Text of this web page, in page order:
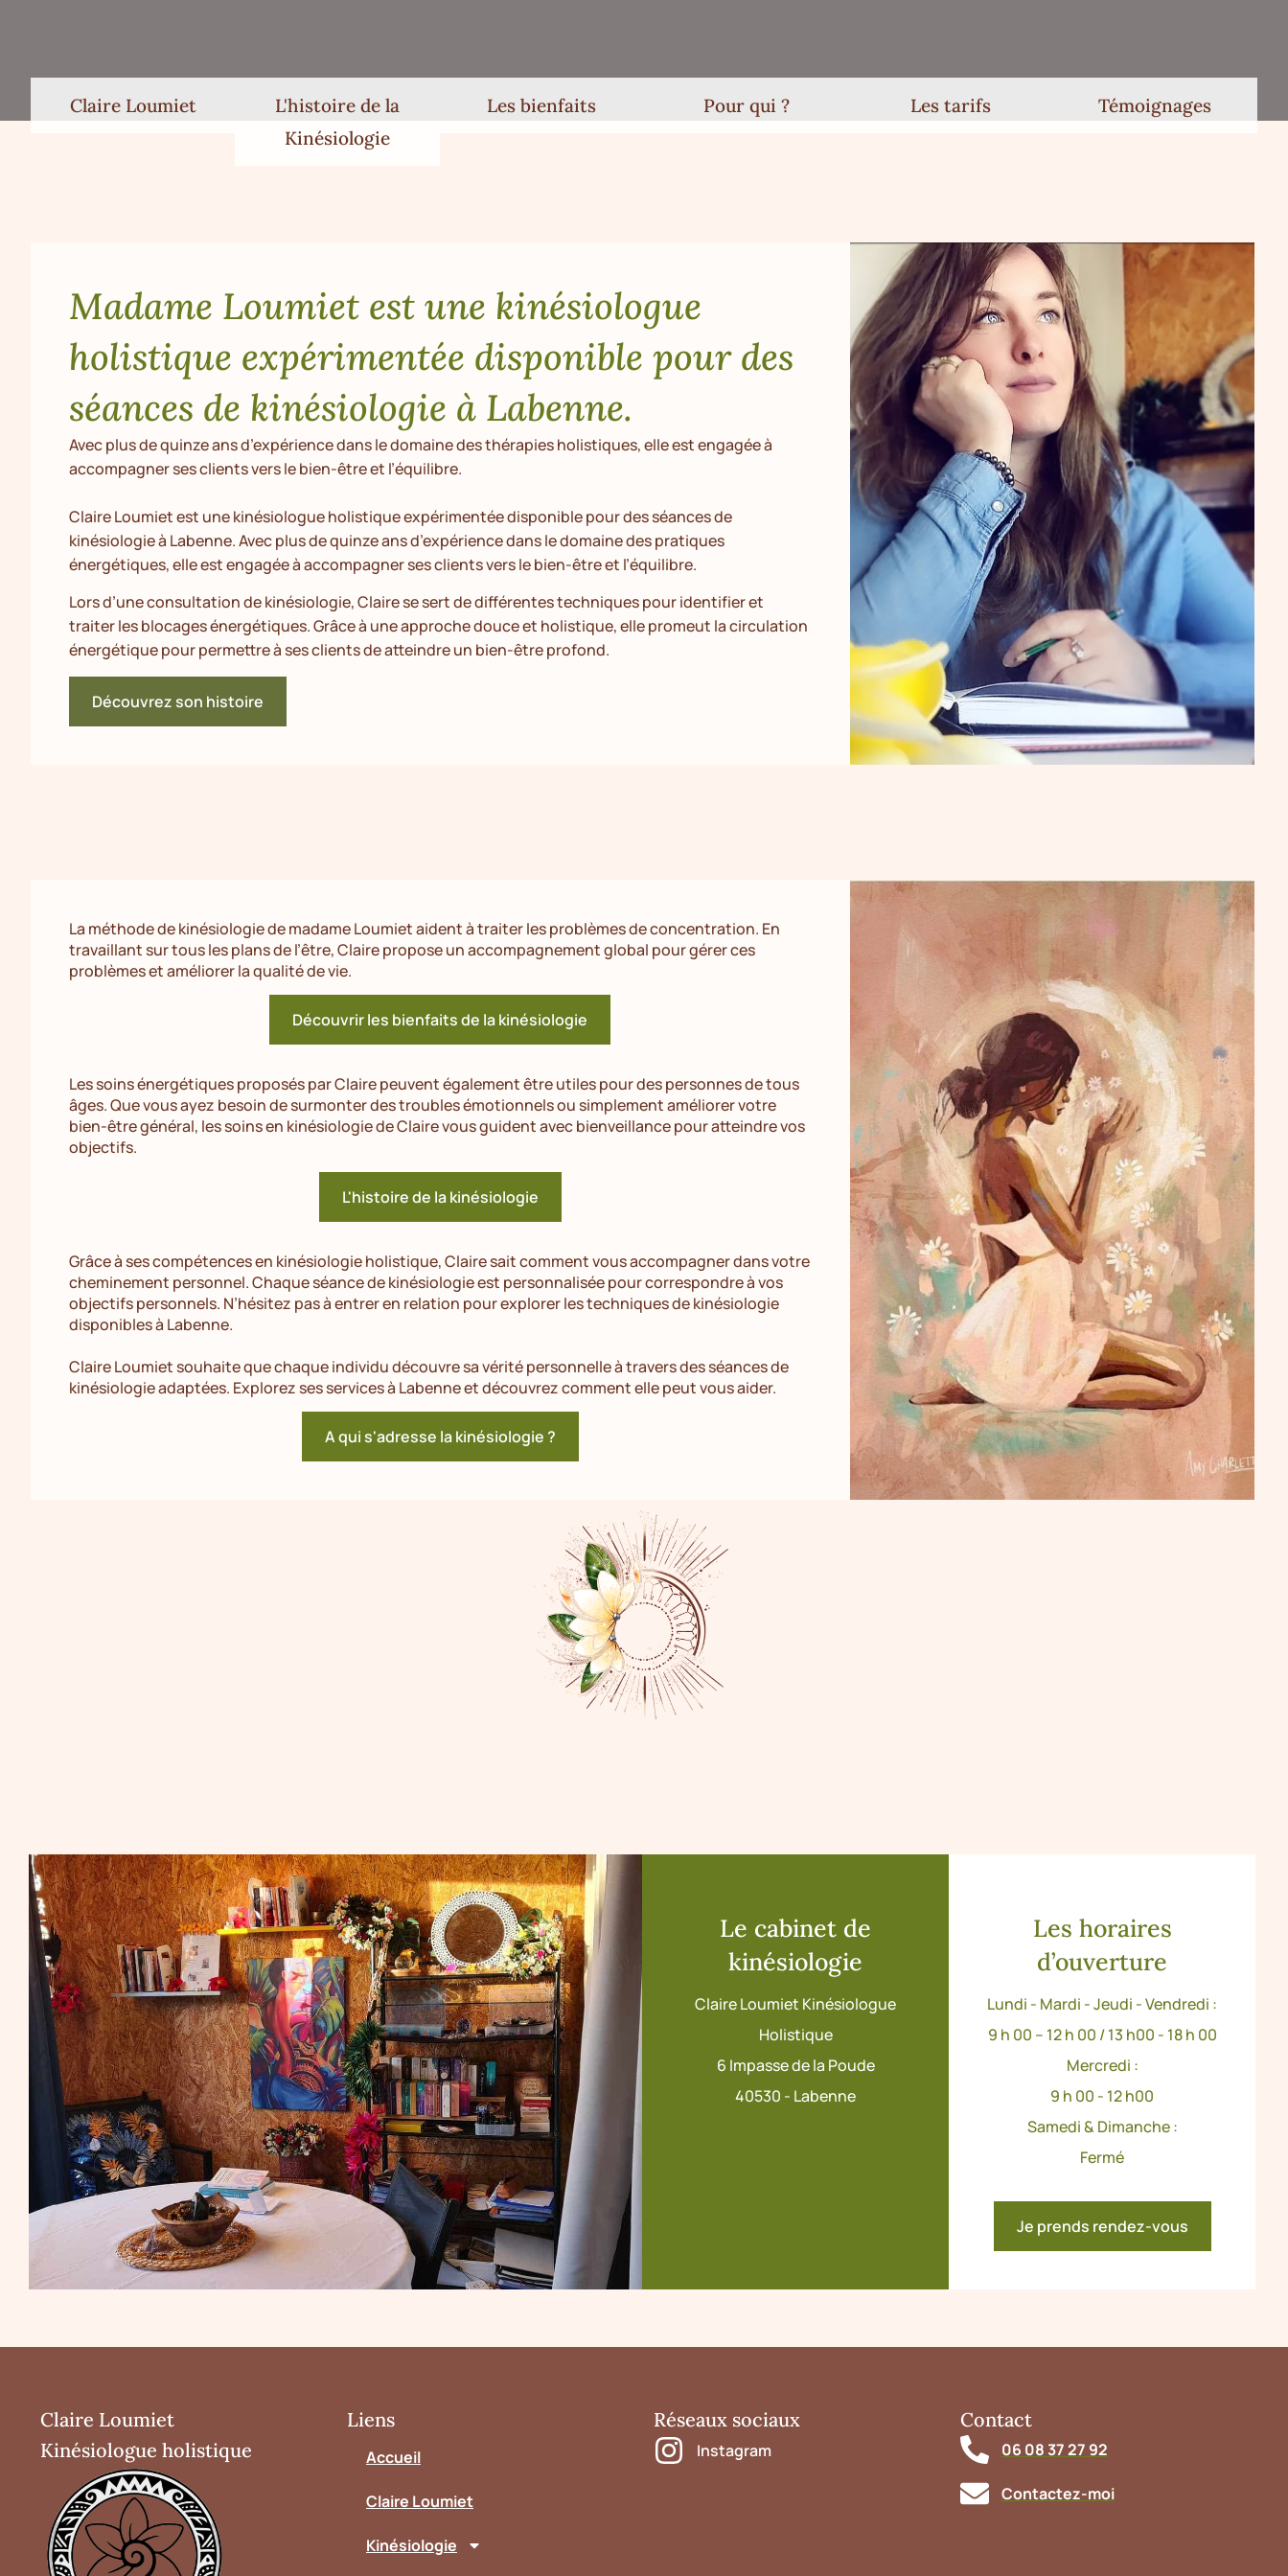
Claire Loumiet
L'histoire de la
Kinésiologie
Les bienfaits Pour qui ? Les tarifs Témoignages
Madame Loumiet est une kinésiologue
holistique expérimentée disponible pour des
séances de kinésiologie à Labenne.
Avec plus de quinze ans d’expérience dans le domaine des thérapies holistiques, elle est engagée à
accompagner ses clients vers le bien-être et l’équilibre.
Claire Loumiet est une kinésiologue holistique expérimentée disponible pour des séances de
kinésiologie à Labenne. Avec plus de quinze ans d’expérience dans le domaine des pratiques
énergétiques, elle est engagée à accompagner ses clients vers le bien-être et l’équilibre.
Lors d’une consultation de kinésiologie, Claire se sert de différentes techniques pour identifier et
traiter les blocages énergétiques. Grâce à une approche douce et holistique, elle promeut la circulation
énergétique pour permettre à ses clients de atteindre un bien-être profond.
Découvrez son histoire
La méthode de kinésiologie de madame Loumiet aident à traiter les problèmes de concentration. En
travaillant sur tous les plans de l’être, Claire propose un accompagnement global pour gérer ces
problèmes et améliorer la qualité de vie.
Découvrir les bienfaits de la kinésiologie
Les soins énergétiques proposés par Claire peuvent également être utiles pour des personnes de tous
âges. Que vous ayez besoin de surmonter des troubles émotionnels ou simplement améliorer votre
bien-être général, les soins en kinésiologie de Claire vous guident avec bienveillance pour atteindre vos
objectifs.
L'histoire de la kinésiologie
Grâce à ses compétences en kinésiologie holistique, Claire sait comment vous accompagner dans votre
cheminement personnel. Chaque séance de kinésiologie est personnalisée pour correspondre à vos
objectifs personnels. N’hésitez pas à entrer en relation pour explorer les techniques de kinésiologie
disponibles à Labenne.
Claire Loumiet souhaite que chaque individu découvre sa vérité personnelle à travers des séances de
kinésiologie adaptées. Explorez ses services à Labenne et découvrez comment elle peut vous aider.
A qui s'adresse la kinésiologie ?
Le cabinet de
kinésiologie
Claire Loumiet Kinésiologue
Holistique
6 Impasse de la Poude
40530 - Labenne
Les horaires
d’ouverture
Lundi - Mardi - Jeudi - Vendredi :
9 h 00 – 12 h 00 / 13 h00 - 18 h 00
Mercredi :
9 h 00 - 12 h00
Samedi & Dimanche :
Fermé
Je prends rendez-vous
Claire Loumiet
Kinésiologue holistique
Liens
Accueil
Claire Loumiet
Kinésiologie
Réseaux sociaux
Instagram
Contact
06 08 37 27 92
Contactez-moi